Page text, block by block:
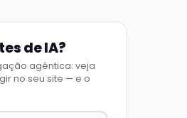
de IA?
agêntica: veja
no seu site — e o